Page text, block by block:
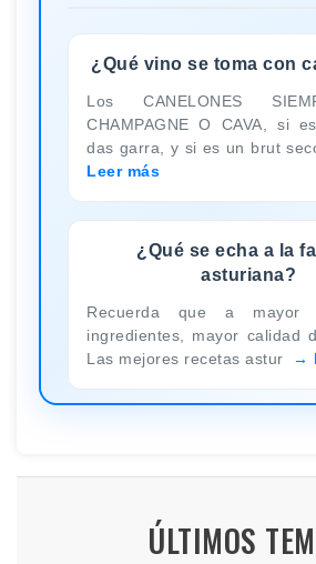
¿Qué vino se toma con
Los CANELONES
CHAMPAGNE O CAVA, si
das garra, y si es un brut
Leer más
¿Qué se echa a la
asturiana?
Recuerda que a mayor
ingredientes, mayor calidad
Las mejores recetas astur
ÚLTIMOS